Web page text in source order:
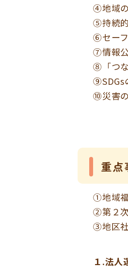
④地域
⑤持続
⑥セー
⑦情報
⑧「つ
⑨SDGs
⑩災害
重点
①地域
②第２
③地区
１.法人